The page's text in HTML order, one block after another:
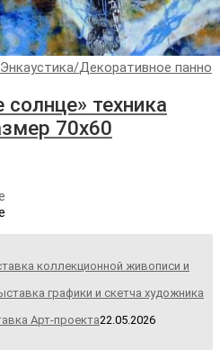
Энкаустика/Декоративное панно
техника
70х60
коллекционной живописи и
графики и скетча художника
Арт-проекта22.05.2026